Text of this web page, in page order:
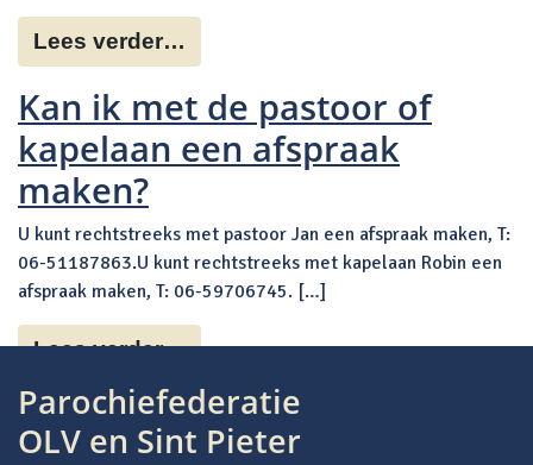
Lees verder…
Kan ik met de pastoor of
kapelaan een afspraak
maken?
U kunt rechtstreeks met pastoor Jan een afspraak maken, T:
06-51187863.U kunt rechtstreeks met kapelaan Robin een
afspraak maken, T: 06-59706745. […]
Lees verder…
Parochiefederatie
OLV en Sint Pieter